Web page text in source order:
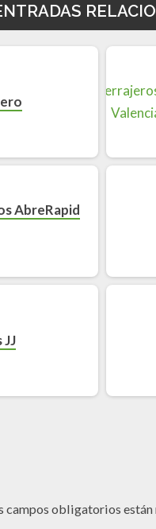
AbreRapid
campos obligatorios están